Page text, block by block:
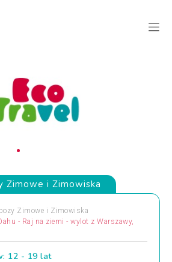
Zimowe i Zimowiska
Zimowe i Zimowiska
- Raj na ziemi - wylot z Warszawy,
12 - 19 lat